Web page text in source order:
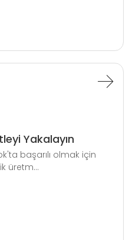
Yakalayın
başarılı olmak için
üretm...